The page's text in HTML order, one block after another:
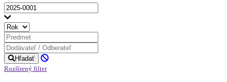
Hľadať
Rozšírený filter